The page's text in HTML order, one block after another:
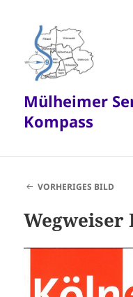
Mülheimer
Kompass
VORHERIGES BILD
Wegweiser